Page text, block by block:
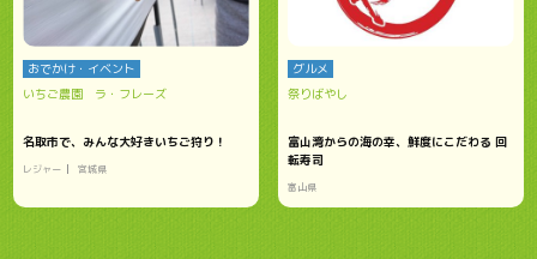
おでかけ・イベント
いちご農園 ラ・フレーズ
名取市で、みんな大好きいちご狩り！
レジャー 宮城県
グルメ
祭りばやし
富山湾からの海の幸、鮮度にこだわる 回
転寿司
富山県